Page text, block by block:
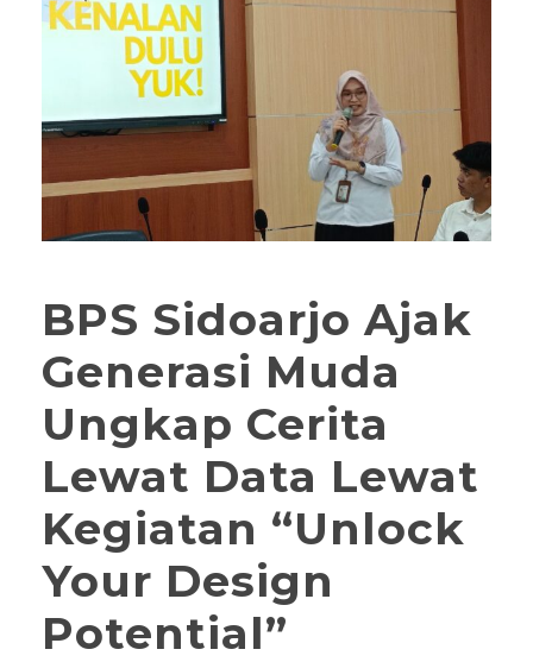
BPS Sidoarjo Ajak
Generasi Muda
Ungkap Cerita
Lewat Data Lewat
Kegiatan “Unlock
Your Design
Potential”